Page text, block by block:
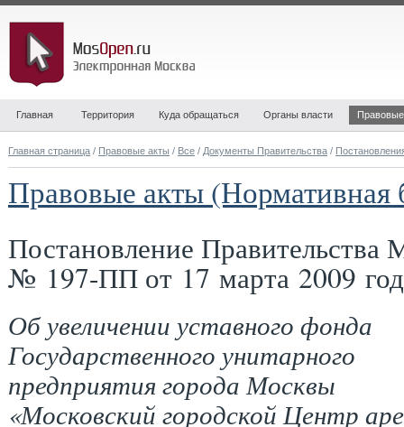
Главная Территория Куда обращаться Органы власти
Главная страница / Правовые акты / Все / Документы Правительства /
Правовые акты (Нормативная
Постановление Правительства
№ 197-ПП от 17 марта 2009
Об увеличении уставного фонда
Государственного унитарного
предприятия города Москвы
«Московский городской Центр